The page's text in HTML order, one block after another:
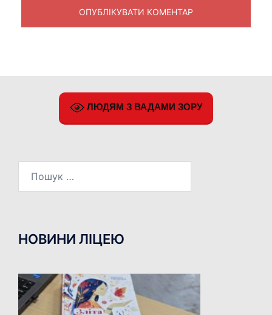
ЛЮДЯМ З ВАДАМИ ЗОРУ
НОВИНИ ЛІЦЕЮ